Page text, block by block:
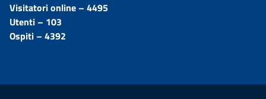
Visitatori online – 4495
Utenti – 103
Ospiti – 4392